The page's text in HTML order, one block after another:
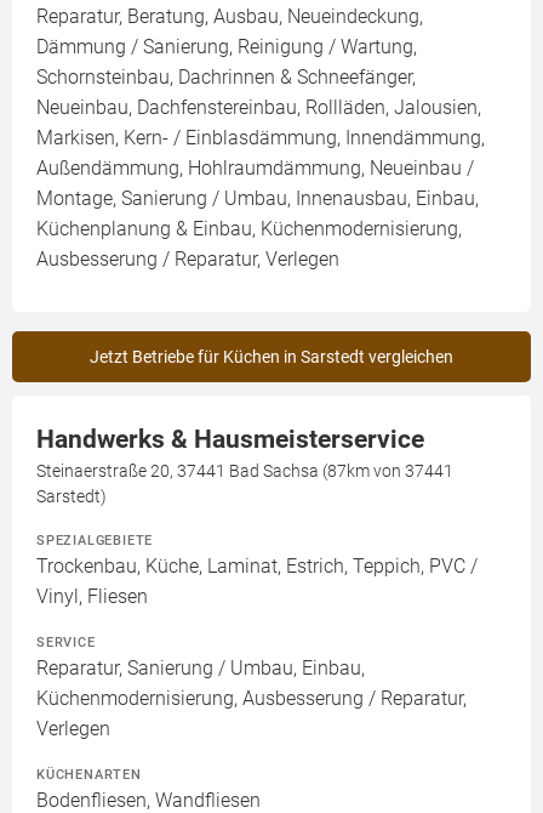
Reparatur, Beratung, Ausbau, Neueindeckung,
Dämmung / Sanierung, Reinigung / Wartung,
Schornsteinbau, Dachrinnen & Schneefänger,
Neueinbau, Dachfenstereinbau, Rollläden, Jalousien,
Markisen, Kern- / Einblasdämmung, Innendämmung,
Außendämmung, Hohlraumdämmung, Neueinbau /
Montage, Sanierung / Umbau, Innenausbau, Einbau,
Küchenplanung & Einbau, Küchenmodernisierung,
Ausbesserung / Reparatur, Verlegen
Jetzt Betriebe für Küchen in Sarstedt vergleichen
Handwerks & Hausmeisterservice
Steinaerstraße 20, 37441 Bad Sachsa (87km von 37441
Sarstedt)
SPEZIALGEBIETE
Trockenbau, Küche, Laminat, Estrich, Teppich, PVC /
Vinyl, Fliesen
SERVICE
Reparatur, Sanierung / Umbau, Einbau,
Küchenmodernisierung, Ausbesserung / Reparatur,
Verlegen
KÜCHENARTEN
Bodenfliesen, Wandfliesen